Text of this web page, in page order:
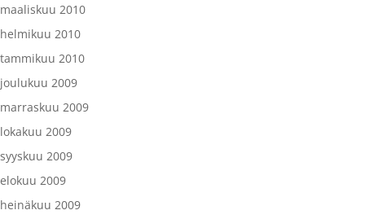
maaliskuu 2010
helmikuu 2010
tammikuu 2010
joulukuu 2009
marraskuu 2009
lokakuu 2009
syyskuu 2009
elokuu 2009
heinäkuu 2009